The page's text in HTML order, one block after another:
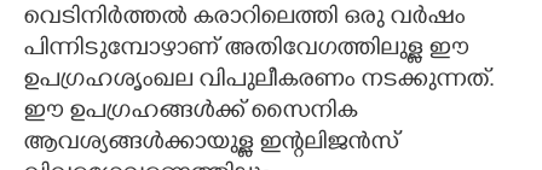
വെടിനിർത്തൽ കരാറിലെത്തി ഒരു വർഷം
പിന്നിടുമ്പോഴാണ് അതിവേഗത്തിലുള്ള ഈ
ഉപഗ്രഹശൃംഖല വിപുലീകരണം നടക്കുന്നത്.
ഈ ഉപഗ്രഹങ്ങൾക്ക് സൈനിക
ആവശ്യങ്ങൾക്കായുള്ള ഇന്റലിജൻസ്